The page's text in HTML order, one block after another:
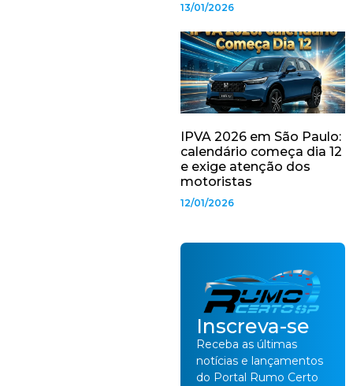
13/01/2026
IPVA 2026 em São Paulo:
calendário começa dia 12
e exige atenção dos
motoristas
12/01/2026
Inscreva-se
Receba as últimas
notícias e lançamentos
do Portal Rumo Certo